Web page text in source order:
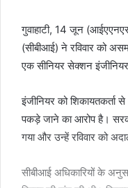
गुवाहाटी, 14 जून
(सीबीआई) ने रविवार को
एक सीनियर सेक्शन
इंजीनियर को शिकायतकर्ता
पकड़े जाने का आरोप है।
गया और उन्हें रविवार को
सीबीआई अधिकारियों के